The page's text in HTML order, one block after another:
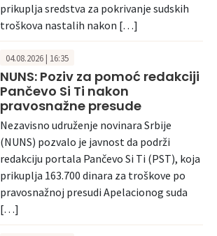
prikuplja sredstva za pokrivanje sudskih
troškova nastalih nakon […]
04.08.2026 | 16:35
NUNS: Poziv za pomoć redakciji
Pančevo Si Ti nakon
pravosnažne presude
Nezavisno udruženje novinara Srbije
(NUNS) pozvalo je javnost da podrži
redakciju portala Pančevo Si Ti (PST), koja
prikuplja 163.700 dinara za troškove po
pravosnažnoj presudi Apelacionog suda
[…]